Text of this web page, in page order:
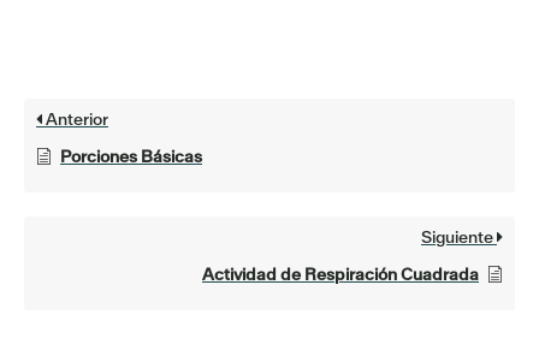
Anterior
Porciones Básicas
Siguiente
Actividad de Respiración Cuadrada